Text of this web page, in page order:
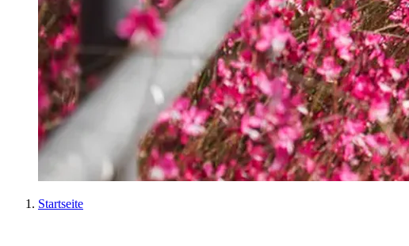
Startseite